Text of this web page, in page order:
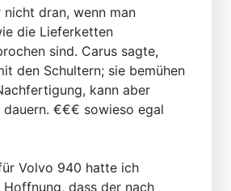
dran, wenn man
die Lieferketten
sind. Carus sagte,
den Schultern; sie bemühen
kann aber
dauern. €€€ sowieso egal
Volvo 940 hatte ich
dass der nach